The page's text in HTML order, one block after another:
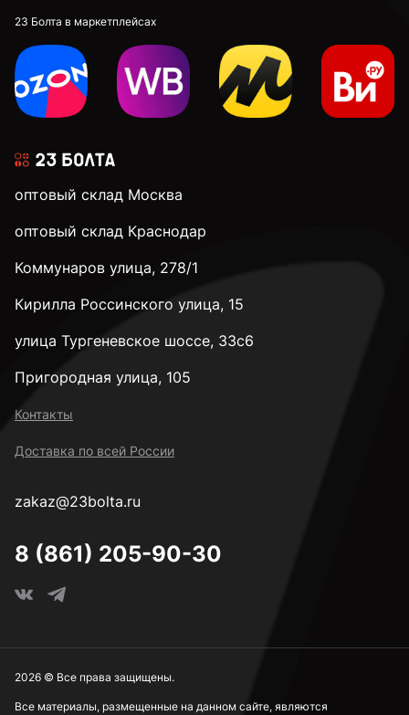
23 Болта в маркетплейсах
оптовый склад Москва
оптовый склад Краснодар
Коммунаров улица, 278/1
Кирилла Россинского улица, 15
улица Тургеневское шоссе, 33с6
Пригородная улица, 105
Контакты
Доставка по всей России
zakaz@23bolta.ru
8 (861) 205-90-30
Все материалы, размещенные на данном сайте, являются
2026 © Все права защищены.